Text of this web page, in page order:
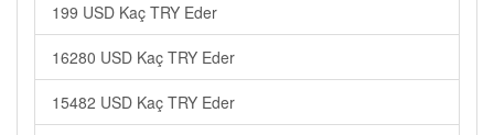
199 USD Kaç TRY Eder
16280 USD Kaç TRY Eder
15482 USD Kaç TRY Eder